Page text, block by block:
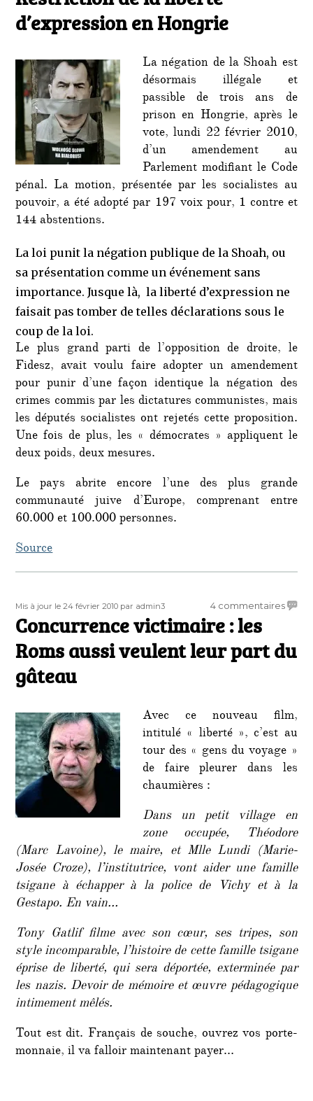
en
d’expression en Hongrie
La négation de la Shoah est
désormais illégale et
passible de trois ans de
prison en Hongrie, après le
vote, lundi 22 février 2010,
d’un amendement au
Parlement modifiant le Code
pénal. La motion, présentée par les socialistes au
pouvoir, a été adopté par 197 voix pour, 1 contre et
144 abstentions.
La loi punit la négation publique de la Shoah, ou
sa présentation comme un événement sans
importance. Jusque là, la liberté d’expression ne
faisait pas tomber de telles déclarations sous le
coup de la loi.
Le plus grand parti de l’opposition de droite, le
Fidesz, avait voulu faire adopter un amendement
pour punir d’une façon identique la négation des
crimes commis par les dictatures communistes, mais
les députés socialistes ont rejetés cette proposition.
Une fois de plus, les « démocrates » appliquent le
deux poids, deux mesures.
Le pays abrite encore l’une des plus grande
communauté juive d’Europe, comprenant entre
60.000 et 100.000 personnes.
Source
Publié
Mis à jour le 24 février 2010 Auteur
par admin3 4 commentairessur
:
leur
part
du
Concurrence victimaire : les
Roms aussi veulent leur part du
gâteau
Avec ce nouveau film,
intitulé « liberté », c’est au
tour des « gens du voyage »
de faire pleurer dans les
chaumières :
Dans un petit village en
zone occupée, Théodore
(Marc Lavoine), le maire, et Mlle Lundi (Marie-
Josée Croze), l’institutrice, vont aider une famille
tsigane à échapper à la police de Vichy et à la
Gestapo. En vain…
Tony Gatlif filme avec son cœur, ses tripes, son
style incomparable, l’histoire de cette famille tsigane
éprise de liberté, qui sera déportée, exterminée par
les nazis. Devoir de mémoire et œuvre pédagogique
intimement mêlés.
Tout est dit. Français de souche, ouvrez vos porte-
monnaie, il va falloir maintenant payer…